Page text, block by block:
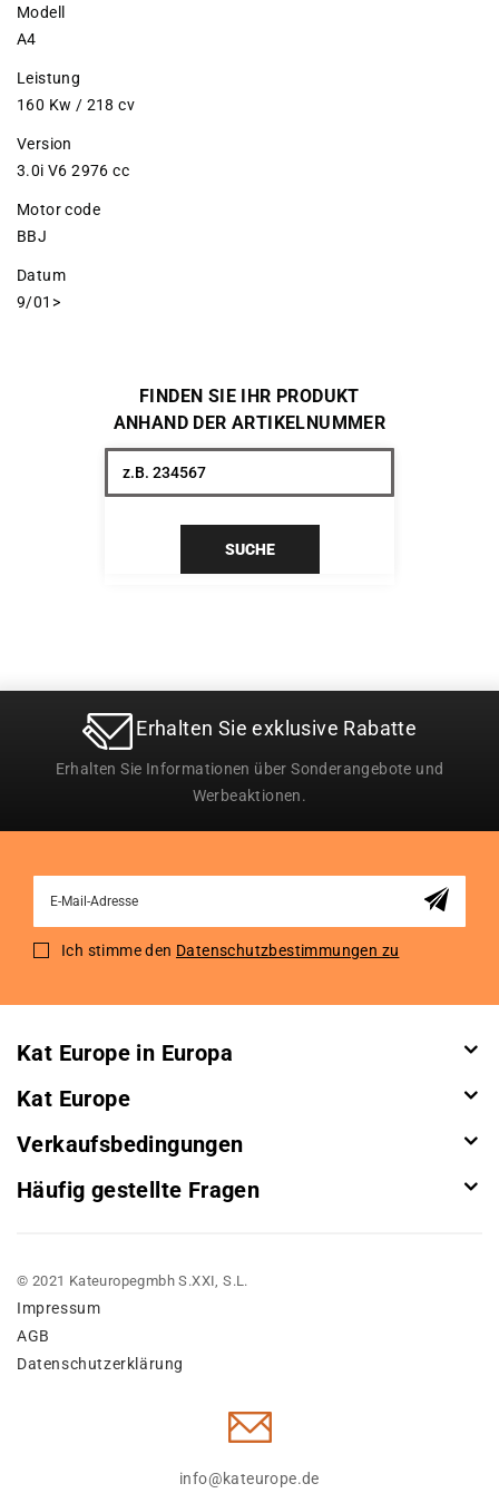
Modell
A4
Leistung
160 Kw / 218 cv
Version
3.0i V6 2976 cc
Motor code
BBJ
Datum
9/01>
FINDEN SIE IHR PRODUKT
ANHAND DER ARTIKELNUMMER
SUCHE
Erhalten Sie exklusive Rabatte
Erhalten Sie Informationen über Sonderangebote und
Werbeaktionen.
for
Ich stimme den Datenschutzbestimmungen zu
Kat Europe in Europa
Kat Europe
Verkaufsbedingungen
Häufig gestellte Fragen
© 2021 Kateuropegmbh S.XXI, S.L.
Impressum
AGB
Datenschutzerklärung
info@kateurope.de